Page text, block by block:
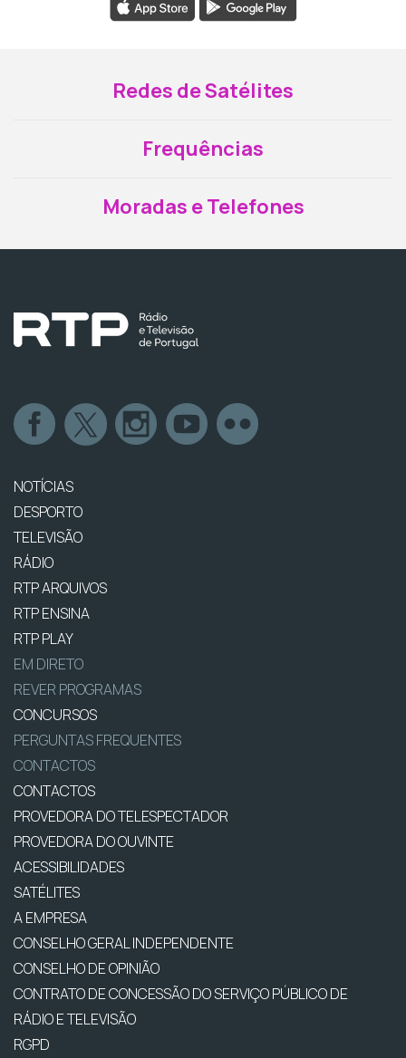
Redes de Satélites
Frequências
Moradas e Telefones
NOTÍCIAS
DESPORTO
TELEVISÃO
RÁDIO
RTP ARQUIVOS
RTP ENSINA
RTP PLAY
EM DIRETO
REVER PROGRAMAS
CONCURSOS
PERGUNTAS FREQUENTES
CONTACTOS
CONTACTOS
PROVEDORA DO TELESPECTADOR
PROVEDORA DO OUVINTE
ACESSIBILIDADES
SATÉLITES
A EMPRESA
CONSELHO GERAL INDEPENDENTE
CONSELHO DE OPINIÃO
CONTRATO DE CONCESSÃO DO SERVIÇO PÚBLICO DE
RÁDIO E TELEVISÃO
RGPD